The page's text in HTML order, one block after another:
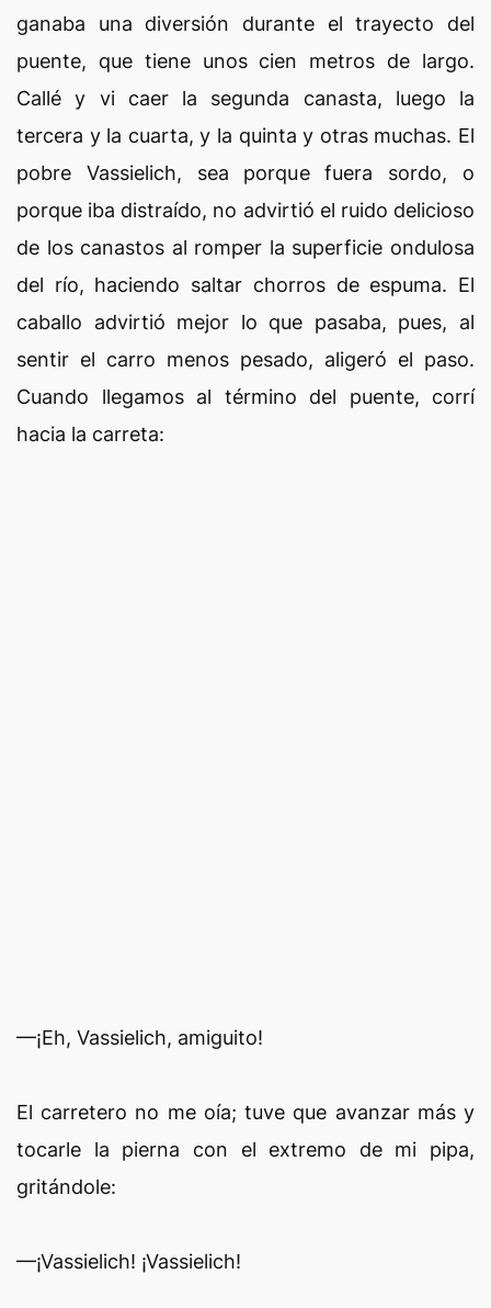
ganaba una diversión durante el trayecto del
puente, que tiene unos cien metros de largo.
Callé y vi caer la segunda canasta, luego la
tercera y la cuarta, y la quinta y otras muchas. El
pobre Vassielich, sea porque fuera sordo, o
porque iba distraído, no advirtió el ruido delicioso
de los canastos al romper la superficie ondulosa
del río, haciendo saltar chorros de espuma. El
caballo advirtió mejor lo que pasaba, pues, al
sentir el carro menos pesado, aligeró el paso.
Cuando llegamos al término del puente, corrí
hacia la carreta:
—¡Eh, Vassielich, amiguito!
El carretero no me oía; tuve que avanzar más y
tocarle la pierna con el extremo de mi pipa,
gritándole:
—¡Vassielich! ¡Vassielich!